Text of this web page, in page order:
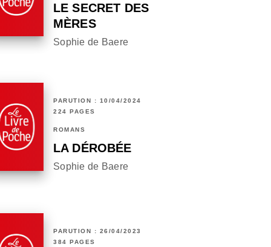
LE SECRET DES
MÈRES
Sophie de Baere
PARUTION : 10/04/2024
224 PAGES
ROMANS
LA DÉROBÉE
Sophie de Baere
PARUTION : 26/04/2023
384 PAGES